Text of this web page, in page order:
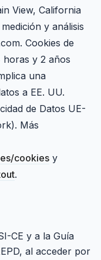
View, California
y análisis
Cookies de
y 2 años
una
a EE. UU.
de Datos UE-
Más
cookies y
.
CE y a la Guía
al acceder por